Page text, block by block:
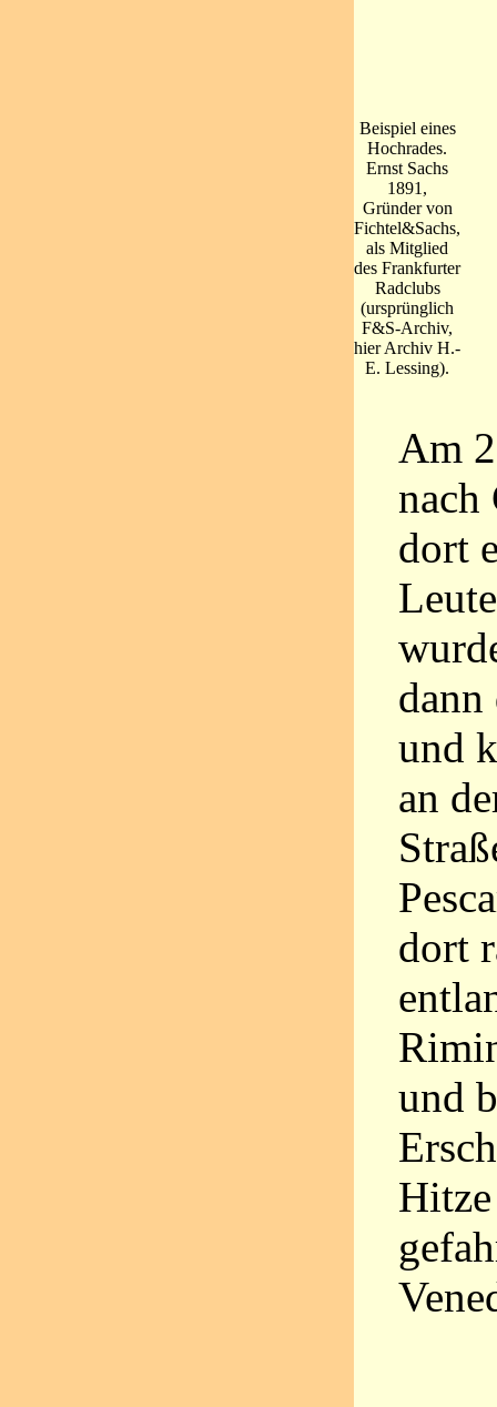
Beispiel eines
Hochrades.
Ernst Sachs
1891,
Gründer von
Fichtel&Sachs,
als Mitglied
des Frankfurter
Radclubs
(ursprünglich
F&S-Archiv,
hier Archiv H.-
E. Lessing).
Am
nach
dort
und
an
dort
und